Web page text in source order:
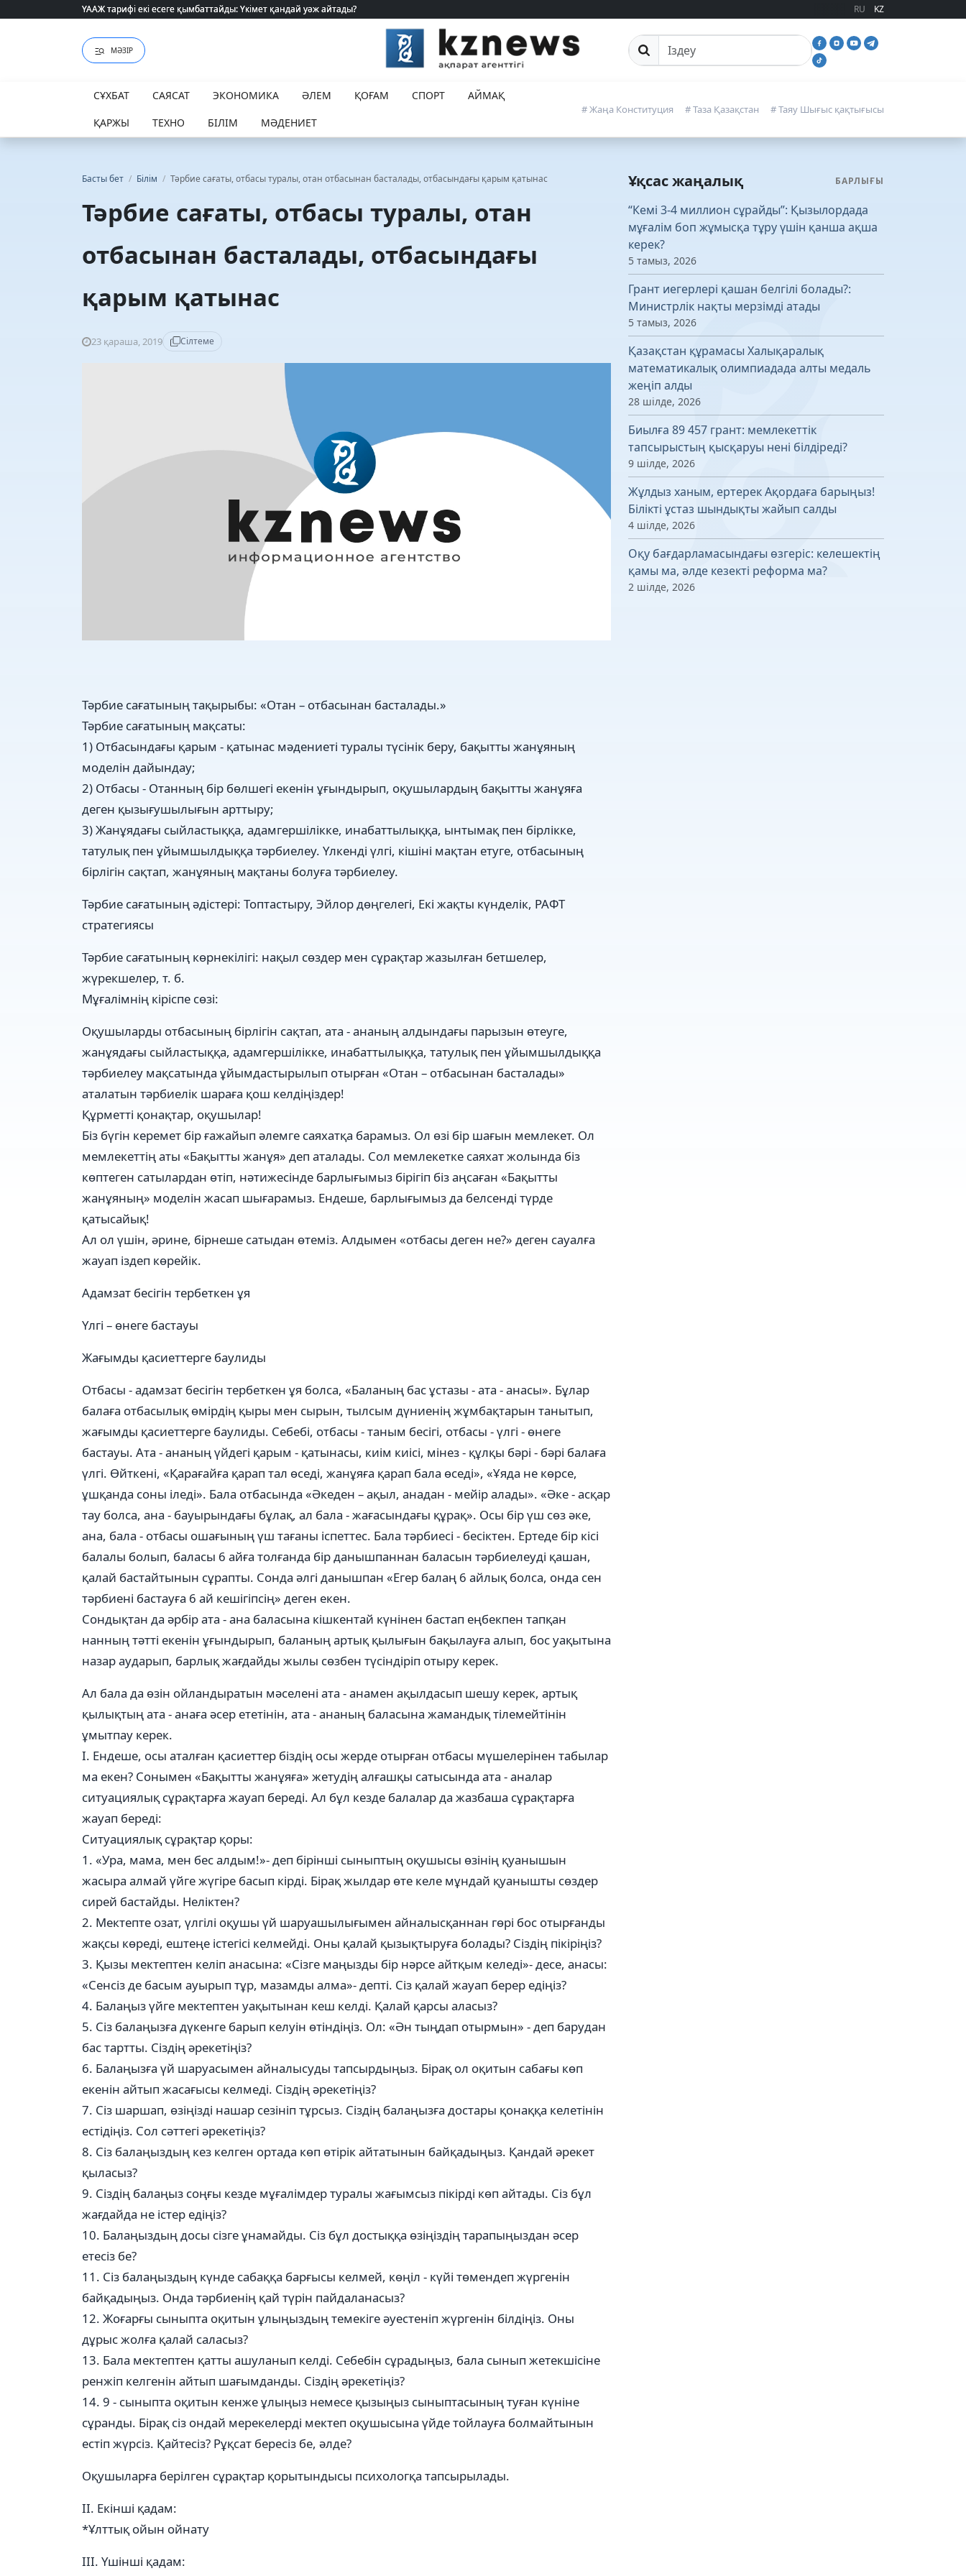
ҮААЖ тарифі екі есеге қымбаттайды: Үкімет қандай уәж айтады?
ҮААЖ тарифі екі есеге қымбаттайды: Үкімет қандай уәж айтады? RU KZ
МӘЗІР Сайттан іздеу
СҰХБАТ САЯСАТ ЭКОНОМИКА ӘЛЕМ ҚОҒАМ СПОРТ
АЙМАҚ
ҚАРЖЫ
ТЕХНО БІЛІМ МӘДЕНИЕТ
# Жаңа Конституция # Таза Қазақстан # Таяу Шығыс қақтығысы
Басты бет / Білім / Тәрбие сағаты, отбасы туралы, отан отбасынан басталады, отбасындағы қарым қатынас
Тәрбие сағаты, отбасы туралы, отан
отбасынан басталады, отбасындағы
қарым қатынас
23 қараша, 2019 Сілтеме
Тәрбие сағатының тақырыбы: «Отан – отбасынан басталады.»
Тәрбие сағатының мақсаты:
1) Отбасындағы қарым - қатынас мәдениеті туралы түсінік беру, бақытты жанұяның
моделін дайындау;
2) Отбасы - Отанның бір бөлшегі екенін ұғындырып, оқушылардың бақытты жанұяға
деген қызығушылығын арттыру;
3) Жанұядағы сыйластыққа, адамгершілікке, инабаттылыққа, ынтымақ пен бірлікке,
татулық пен ұйымшылдыққа тәрбиелеу. Үлкенді үлгі, кішіні мақтан етуге, отбасының
бірлігін сақтап, жанұяның мақтаны болуға тәрбиелеу.
Тәрбие сағатының әдістері: Топтастыру, Эйлор дөңгелегі, Екі жақты күнделік, РАФТ
стратегиясы
Тәрбие сағатының көрнекілігі: нақыл сөздер мен сұрақтар жазылған бетшелер,
жүрекшелер, т. б.
Мұғалімнің кіріспе сөзі:
Оқушыларды отбасының бірлігін сақтап, ата - ананың алдындағы парызын өтеуге,
жанұядағы сыйластыққа, адамгершілікке, инабаттылыққа, татулық пен ұйымшылдыққа
тәрбиелеу мақсатында ұйымдастырылып отырған «Отан – отбасынан басталады»
аталатын тәрбиелік шараға қош келдіңіздер!
Құрметті қонақтар, оқушылар!
Біз бүгін керемет бір ғажайып әлемге саяхатқа барамыз. Ол өзі бір шағын мемлекет. Ол
мемлекеттің аты «Бақытты жанұя» деп аталады. Сол мемлекетке саяхат жолында біз
көптеген сатылардан өтіп, нәтижесінде барлығымыз бірігіп біз аңсаған «Бақытты
жанұяның» моделін жасап шығарамыз. Ендеше, барлығымыз да белсенді түрде
қатысайық!
Ал ол үшін, әрине, бірнеше сатыдан өтеміз. Алдымен «отбасы деген не?» деген сауалға
жауап іздеп көрейік.
Адамзат бесігін тербеткен ұя
Үлгі – өнеге бастауы
Жағымды қасиеттерге баулиды
Отбасы - адамзат бесігін тербеткен ұя болса, «Баланың бас ұстазы - ата - анасы». Бұлар
балаға отбасылық өмірдің қыры мен сырын, тылсым дүниенің жұмбақтарын танытып,
жағымды қасиеттерге баулиды. Себебі, отбасы - таным бесігі, отбасы - үлгі - өнеге
бастауы. Ата - ананың үйдегі қарым - қатынасы, киім киісі, мінез - құлқы бәрі - бәрі балаға
үлгі. Өйткені, «Қарағайға қарап тал өседі, жанұяға қарап бала өседі», «Ұяда не көрсе,
ұшқанда соны іледі». Бала отбасында «Әкеден – ақыл, анадан - мейір алады». «Әке - асқар
тау болса, ана - бауырындағы бұлақ, ал бала - жағасындағы құрақ». Осы бір үш сөз әке,
ана, бала - отбасы ошағының үш тағаны іспеттес. Бала тәрбиесі - бесіктен. Ертеде бір кісі
балалы болып, баласы 6 айға толғанда бір данышпаннан баласын тәрбиелеуді қашан,
қалай бастайтынын сұрапты. Сонда әлгі данышпан «Егер балаң 6 айлық болса, онда сен
тәрбиені бастауға 6 ай кешігіпсің» деген екен.
Сондықтан да әрбір ата - ана баласына кішкентай күнінен бастап еңбекпен тапқан
нанның тәтті екенін ұғындырып, баланың артық қылығын бақылауға алып, бос уақытына
назар аударып, барлық жағдайды жылы сөзбен түсіндіріп отыру керек.
Ал бала да өзін ойландыратын мәселені ата - анамен ақылдасып шешу керек, артық
қылықтың ата - анаға әсер ететінін, ата - ананың баласына жамандық тілемейтінін
ұмытпау керек.
І. Ендеше, осы аталған қасиеттер біздің осы жерде отырған отбасы мүшелерінен табылар
ма екен? Сонымен «Бақытты жанұяға» жетудің алғашқы сатысында ата - аналар
ситуациялық сұрақтарға жауап береді. Ал бұл кезде балалар да жазбаша сұрақтарға
жауап береді:
Ситуациялық сұрақтар қоры:
1. «Ура, мама, мен бес алдым!»- деп бірінші сыныптың оқушысы өзінің қуанышын
жасыра алмай үйге жүгіре басып кірді. Бірақ жылдар өте келе мұндай қуанышты сөздер
сирей бастайды. Неліктен?
2. Мектепте озат, үлгілі оқушы үй шаруашылығымен айналысқаннан гөрі бос отырғанды
жақсы көреді, ештеңе істегісі келмейді. Оны қалай қызықтыруға болады? Сіздің пікіріңіз?
3. Қызы мектептен келіп анасына: «Сізге маңызды бір нәрсе айтқым келеді»- десе, анасы:
«Сенсіз де басым ауырып тұр, мазамды алма»- депті. Сіз қалай жауап берер едіңіз?
4. Балаңыз үйге мектептен уақытынан кеш келді. Қалай қарсы аласыз?
5. Сіз балаңызға дүкенге барып келуін өтіндіңіз. Ол: «Ән тыңдап отырмын» - деп барудан
бас тартты. Сіздің әрекетіңіз?
6. Балаңызға үй шаруасымен айналысуды тапсырдыңыз. Бірақ ол оқитын сабағы көп
екенін айтып жасағысы келмеді. Сіздің әрекетіңіз?
7. Сіз шаршап, өзіңізді нашар сезініп тұрсыз. Сіздің балаңызға достары қонаққа келетінін
естідіңіз. Сол сәттегі әрекетіңіз?
8. Сіз балаңыздың кез келген ортада көп өтірік айтатынын байқадыңыз. Қандай әрекет
қыласыз?
9. Сіздің балаңыз соңғы кезде мұғалімдер туралы жағымсыз пікірді көп айтады. Сіз бұл
жағдайда не істер едіңіз?
10. Балаңыздың досы сізге ұнамайды. Сіз бұл достыққа өзіңіздің тарапыңыздан әсер
етесіз бе?
11. Сіз балаңыздың күнде сабаққа барғысы келмей, көңіл - күйі төмендеп жүргенін
байқадыңыз. Онда тәрбиенің қай түрін пайдаланасыз?
12. Жоғарғы сыныпта оқитын ұлыңыздың темекіге әуестеніп жүргенін білдіңіз. Оны
дұрыс жолға қалай саласыз?
13. Бала мектептен қатты ашуланып келді. Себебін сұрадыңыз, бала сынып жетекшісіне
ренжіп келгенін айтып шағымданды. Сіздің әрекетіңіз?
14. 9 - сыныпта оқитын кенже ұлыңыз немесе қызыңыз сыныптасының туған күніне
сұранды. Бірақ сіз ондай мерекелерді мектеп оқушысына үйде тойлауға болмайтынын
естіп жүрсіз. Қайтесіз? Рұқсат бересіз бе, әлде?
Оқушыларға берілген сұрақтар қорытындысы психологқа тапсырылады.
ІІ. Екінші қадам:
*Ұлттық ойын ойнату
ІІІ. Үшінші қадам:
Ұқсас жаңалық БАРЛЫҒЫ
“Кемі 3-4 миллион сұрайды”: Қызылордада
мұғалім боп жұмысқа тұру үшін қанша ақша
керек?
5 тамыз, 2026
Грант иегерлері қашан белгілі болады?:
Министрлік нақты мерзімді атады
5 тамыз, 2026
Қазақстан құрамасы Халықаралық
математикалық олимпиадада алты медаль
жеңіп алды
28 шілде, 2026
Биылға 89 457 грант: мемлекеттік
тапсырыстың қысқаруы нені білдіреді?
9 шілде, 2026
Жұлдыз ханым, ертерек Ақордаға барыңыз!
Білікті ұстаз шындықты жайып салды
4 шілде, 2026
Оқу бағдарламасындағы өзгеріс: келешектің
қамы ма, әлде кезекті реформа ма?
2 шілде, 2026